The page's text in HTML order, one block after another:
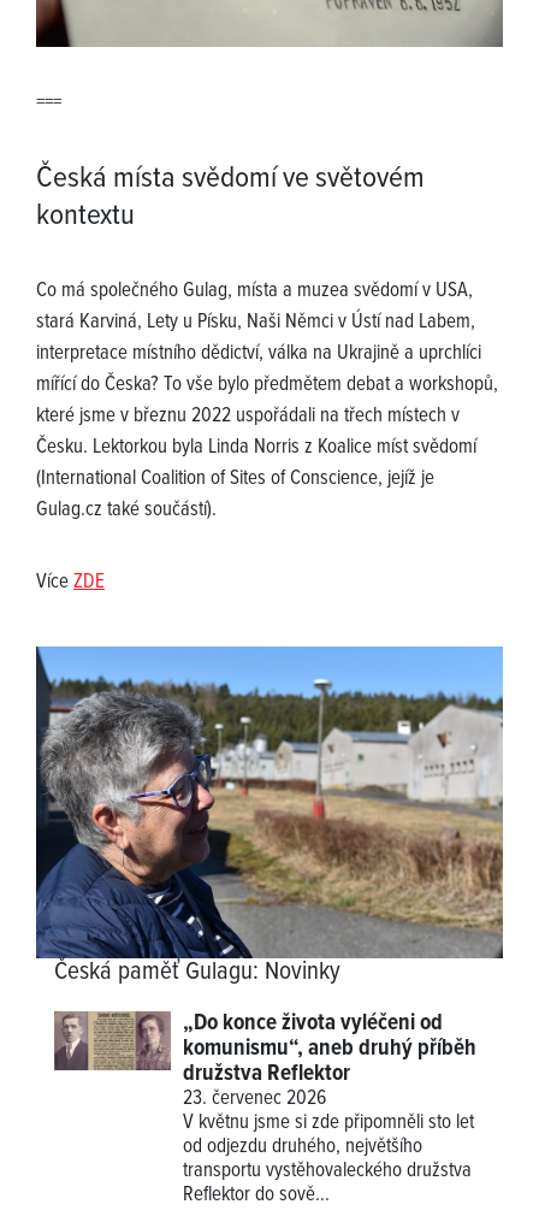
===
Česká místa svědomí ve světovém
kontextu
Co má společného Gulag, místa a muzea svědomí v USA,
stará Karviná, Lety u Písku, Naši Němci v Ústí nad Labem,
interpretace místního dědictví, válka na Ukrajině a uprchlíci
mířící do Česka? To vše bylo předmětem debat a workshopů,
které jsme v březnu 2022 uspořádali na třech místech v
Česku. Lektorkou byla Linda Norris z Koalice míst svědomí
(International Coalition of Sites of Conscience, jejíž je
Gulag.cz také součástí).
VíceZDE
Česká paměť Gulagu: Novinky
„Do konce života vyléčeni od
komunismu“, aneb druhý příběh
družstva Reflektor
23. červenec 2026
V květnu jsme si zde připomněli sto let
od odjezdu druhého, největšího
transportu vystěhovaleckého družstva
Reflektor do sově...